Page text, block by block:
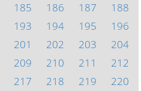
185 186 187
188
193 194 195
196
201 202 203
204
209 210 211
212
217 218 219
220